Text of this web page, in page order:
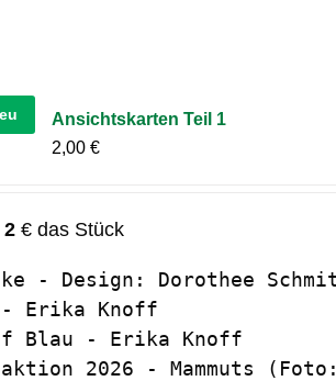
Ansichtskarten Teil 1
2,00€
€ das Stück
- Design: Dorothee
Erika Knoff
Blau - Erika Knoff
2026 - Mammuts